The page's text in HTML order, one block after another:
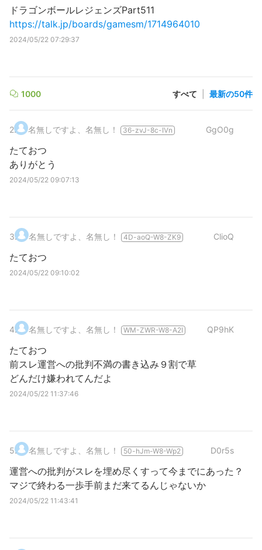
ドラゴンボールレジェンズPart511
https://talk.jp/boards/gamesm/1714964010
2024/05/22 07:29:37
1000 すべて 最新の50件
2. 名無しですよ、名無し！ 36-zvJ-8c-IVn GgO0g
たておつ
ありがとう
2024/05/22 09:07:13
3. 名無しですよ、名無し！ 4D-aoQ-W8-ZK9 ClioQ
たておつ
2024/05/22 09:10:02
4. 名無しですよ、名無し！ WM-ZWR-W8-A2I QP9hK
たておつ
前スレ運営への批判不満の書き込み９割で草
どんだけ嫌われてんだよ
2024/05/22 11:37:46
5. 名無しですよ、名無し！ 50-hJm-W8-Wp2 D0r5s
運営への批判がスレを埋め尽くすって今までにあった？
マジで終わる一歩手前まだ来てるんじゃないか
2024/05/22 11:43:41